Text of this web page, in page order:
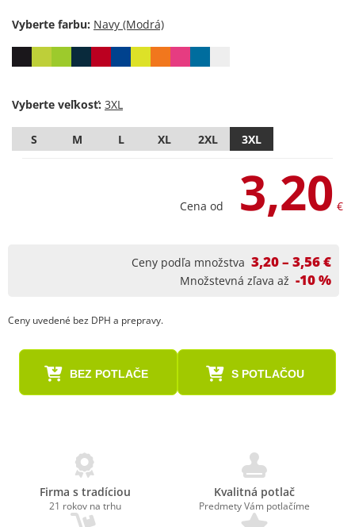
Vyberte farbu:
Vyberte veľkosť:
S M L XL 2XL 3XL
Cena od 3,20 €
Ceny podľa množstva 3,20 – 3,56 €
Množstevná zľava až -10 %
Ceny uvedené bez DPH a prepravy.
BEZ POTLAČE S POTLAČOU
Firma s tradíciou
21 rokov na trhu
Kvalitná potlač
Predmety Vám potlačíme